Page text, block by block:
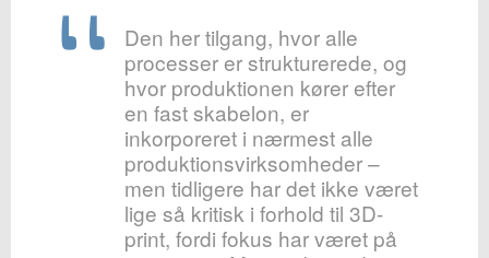
Den her tilgang, hvor alle
processer er strukturerede, og
hvor produktionen kører efter
en fast skabelon, er
inkorporeret i nærmest alle
produktionsvirksomheder –
men tidligere har det ikke været
lige så kritisk i forhold til 3D-
print, fordi fokus har været på